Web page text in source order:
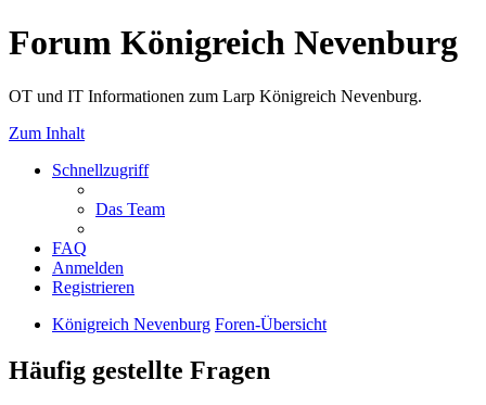
Forum Königreich Nevenburg
OT und IT Informationen zum Larp Königreich Nevenburg.
Zum Inhalt
Schnellzugriff
Das Team
FAQ
Anmelden
Registrieren
Königreich Nevenburg Foren-Übersicht
Häufig gestellte Fragen